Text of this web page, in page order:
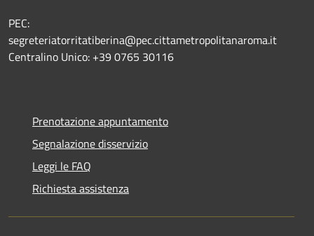
PEC:
segreteriatorritatiberina@pec.cittametropolitanaroma.it
Centralino Unico: +39 0765 30116
Prenotazione appuntamento
Segnalazione disservizio
Leggi le FAQ
Richiesta assistenza